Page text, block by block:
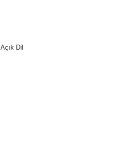
Açık Dil